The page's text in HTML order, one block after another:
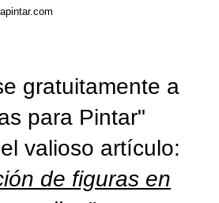
gratuitamente a
para Pintar"
valioso artículo:
de figuras en